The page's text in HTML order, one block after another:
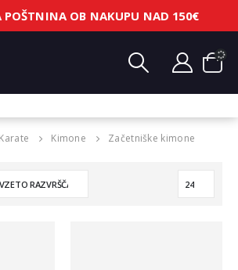
POŠTNINA OB NAKUPU NAD 150€
Karate Kimone Začetniške kimone